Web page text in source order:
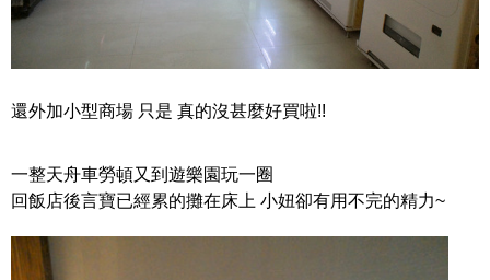
還外加小型商場 只是 真的沒甚麼好買啦!!
一整天舟車勞頓又到遊樂園玩一圈
回飯店後言寶已經累的攤在床上 小妞卻有用不完的精力~